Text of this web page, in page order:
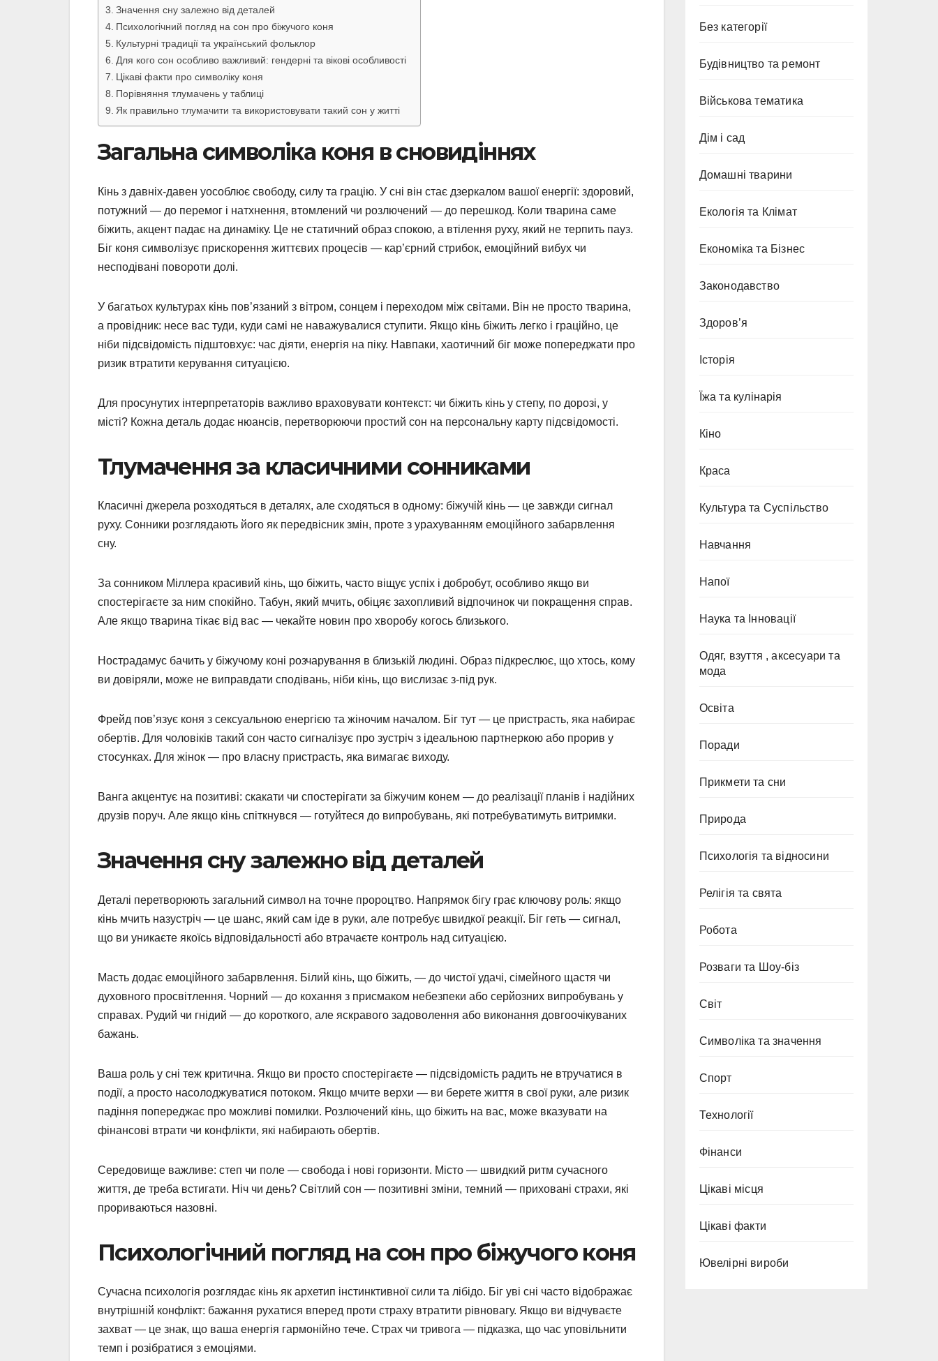
Значення сну залежно від деталей
Психологічний погляд на сон про біжучого коня
Культурні традиції та український фольклор
Для кого сон особливо важливий: гендерні та вікові особливості
Цікаві факти про символіку коня
Порівняння тлумачень у таблиці
Як правильно тлумачити та використовувати такий сон у житті
Загальна символіка коня в сновидіннях
Кінь з давніх-давен уособлює свободу, силу та грацію. У сні він стає дзеркалом вашої енергії: здоровий,
потужний — до перемог і натхнення, втомлений чи розлючений — до перешкод. Коли тварина саме
біжить, акцент падає на динаміку. Це не статичний образ спокою, а втілення руху, який не терпить пауз.
Біг коня символізує прискорення життєвих процесів — кар’єрний стрибок, емоційний вибух чи
несподівані повороти долі.
У багатьох культурах кінь пов’язаний з вітром, сонцем і переходом між світами. Він не просто тварина,
а провідник: несе вас туди, куди самі не наважувалися ступити. Якщо кінь біжить легко і граційно, це
ніби підсвідомість підштовхує: час діяти, енергія на піку. Навпаки, хаотичний біг може попереджати про
ризик втратити керування ситуацією.
Для просунутих інтерпретаторів важливо враховувати контекст: чи біжить кінь у степу, по дорозі, у
місті? Кожна деталь додає нюансів, перетворюючи простий сон на персональну карту підсвідомості.
Тлумачення за класичними сонниками
Класичні джерела розходяться в деталях, але сходяться в одному: біжучій кінь — це завжди сигнал
руху. Сонники розглядають його як передвісник змін, проте з урахуванням емоційного забарвлення
сну.
За сонником Міллера красивий кінь, що біжить, часто віщує успіх і добробут, особливо якщо ви
спостерігаєте за ним спокійно. Табун, який мчить, обіцяє захопливий відпочинок чи покращення справ.
Але якщо тварина тікає від вас — чекайте новин про хворобу когось близького.
Нострадамус бачить у біжучому коні розчарування в близькій людині. Образ підкреслює, що хтось, кому
ви довіряли, може не виправдати сподівань, ніби кінь, що вислизає з-під рук.
Фрейд пов’язує коня з сексуальною енергією та жіночим началом. Біг тут — це пристрасть, яка набирає
обертів. Для чоловіків такий сон часто сигналізує про зустріч з ідеальною партнеркою або прорив у
стосунках. Для жінок — про власну пристрасть, яка вимагає виходу.
Ванга акцентує на позитиві: скакати чи спостерігати за біжучим конем — до реалізації планів і надійних
друзів поруч. Але якщо кінь спіткнувся — готуйтеся до випробувань, які потребуватимуть витримки.
Значення сну залежно від деталей
Деталі перетворюють загальний символ на точне пророцтво. Напрямок бігу грає ключову роль: якщо
кінь мчить назустріч — це шанс, який сам іде в руки, але потребує швидкої реакції. Біг геть — сигнал,
що ви уникаєте якоїсь відповідальності або втрачаєте контроль над ситуацією.
Масть додає емоційного забарвлення. Білий кінь, що біжить, — до чистої удачі, сімейного щастя чи
духовного просвітлення. Чорний — до кохання з присмаком небезпеки або серйозних випробувань у
справах. Рудий чи гнідий — до короткого, але яскравого задоволення або виконання довгоочікуваних
бажань.
Ваша роль у сні теж критична. Якщо ви просто спостерігаєте — підсвідомість радить не втручатися в
події, а просто насолоджуватися потоком. Якщо мчите верхи — ви берете життя в свої руки, але ризик
падіння попереджає про можливі помилки. Розлючений кінь, що біжить на вас, може вказувати на
фінансові втрати чи конфлікти, які набирають обертів.
Середовище важливе: степ чи поле — свобода і нові горизонти. Місто — швидкий ритм сучасного
життя, де треба встигати. Ніч чи день? Світлий сон — позитивні зміни, темний — приховані страхи, які
прориваються назовні.
Психологічний погляд на сон про біжучого коня
Сучасна психологія розглядає кінь як архетип інстинктивної сили та лібідо. Біг уві сні часто відображає
внутрішній конфлікт: бажання рухатися вперед проти страху втратити рівновагу. Якщо ви відчуваєте
захват — це знак, що ваша енергія гармонійно тече. Страх чи тривога — підказка, що час уповільнити
темп і розібратися з емоціями.
Без категорії
Будівництво та ремонт
Військова тематика
Дім і сад
Домашні тварини
Екологія та Клімат
Економіка та Бізнес
Законодавство
Здоров’я
Історія
Їжа та кулінарія
Кіно
Краса
Культура та Суспільство
Навчання
Напої
Наука та Інновації
Одяг, взуття , аксесуари та
мода
Освіта
Поради
Прикмети та сни
Природа
Психологія та відносини
Релігія та свята
Робота
Розваги та Шоу-біз
Світ
Символіка та значення
Спорт
Технології
Фінанси
Цікаві місця
Цікаві факти
Ювелірні вироби